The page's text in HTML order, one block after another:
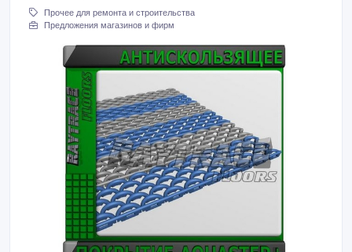
Прочее для ремонта и строительства
Предложения магазинов и фирм